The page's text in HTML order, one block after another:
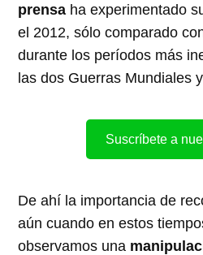
prensa ha experimentado
el 2012, sólo comparado
durante los períodos más
las dos Guerras Mundiales
Suscríbete a
De ahí la importancia de
aún cuando en estos
observamos una